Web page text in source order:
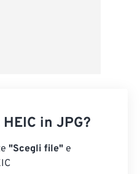
in JPG?
"Scegli file" e